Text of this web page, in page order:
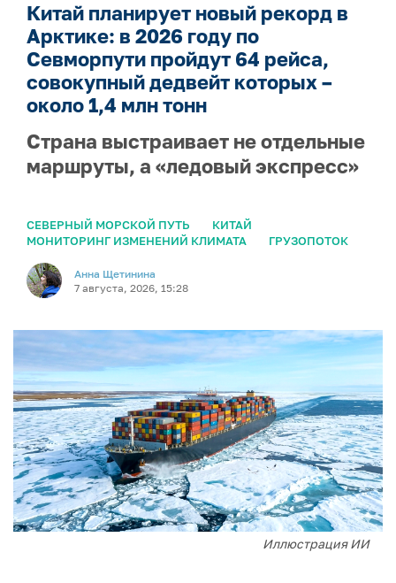
Китай планирует новый рекорд в
Арктике: в 2026 году по
Севморпути пройдут 64 рейса,
совокупный дедвейт которых –
около 1,4 млн тонн
Страна выстраивает не отдельные
маршруты, а «ледовый экспресс»
СЕВЕРНЫЙ МОРСКОЙ ПУТЬ
КИТАЙ
МОНИТОРИНГ ИЗМЕНЕНИЙ КЛИМАТА
ГРУЗОПОТОК
Анна Щетинина
7 августа, 2026, 15:28
Иллюстрация ИИ